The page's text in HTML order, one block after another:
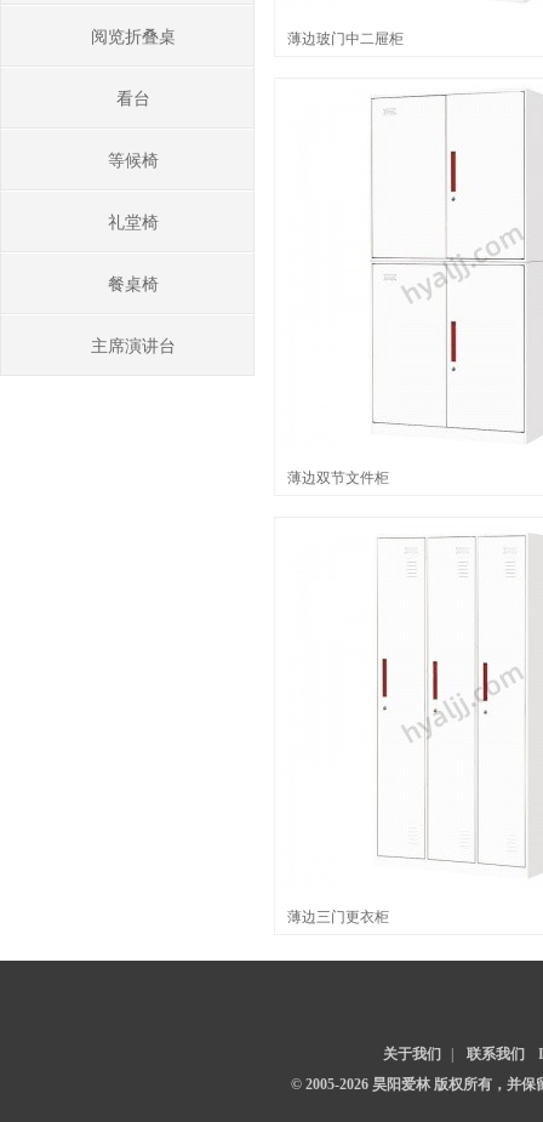
阅览折叠桌
看台
等候椅
礼堂椅
餐桌椅
主席演讲台
薄边玻门中二屉柜
薄边双节文件柜
薄边三门更衣柜
关于我们 联系我们
© 2005-2026 昊阳爱林 版权所有，并保